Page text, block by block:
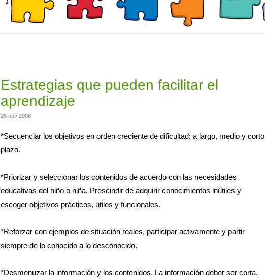
Estrategias que pueden facilitar el
aprendizaje
26 nov 2008
*Secuenciar los objetivos en orden creciente de dificultad; a largo, medio y corto
plazo.
*Priorizar y seleccionar los contenidos de acuerdo con las necesidades
educativas del niño o niña. Prescindir de adquirir conocimientos inútiles y
escoger objetivos prácticos, útiles y funcionales.
*Reforzar con ejemplos de situación reales, participar activamente y partir
siempre de lo conocido a lo desconocido.
*Desmenuzar la información y los contenidos. La información deber ser corta,